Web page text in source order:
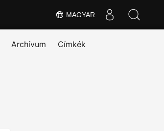
MAGYAR
Archívum Címkék